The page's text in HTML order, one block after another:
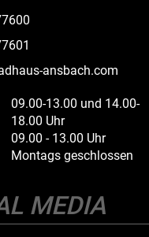
ansbach.com
09.00-13.00 und 14.00-
18.00 Uhr
09.00 - 13.00 Uhr
Montags geschlossen
MEDIA